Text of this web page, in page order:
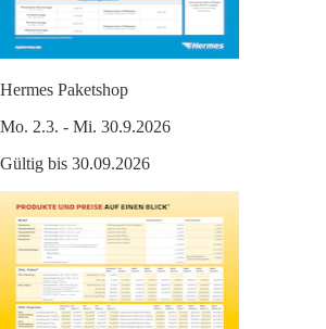
Hermes Paketshop
Mo. 2.3. - Mi. 30.9.2026
Gültig bis 30.09.2026